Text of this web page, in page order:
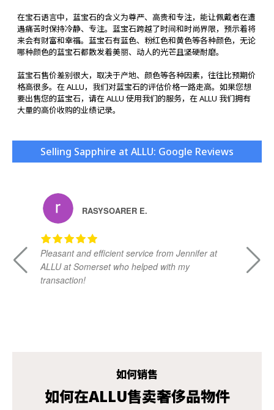
在宝石语言中，蓝宝石的含义为尊严、高贵和专注，能让佩戴者在遭
遇痛苦时保持冷静、专注。蓝宝石跨越了时间和时尚界限，预示着将
来会有财富和幸福。蓝宝石有蓝色、粉红色和黄色等各种颜色，无论
哪种颜色的蓝宝石都散发着美丽、动人的光芒且坚硬耐磨。
蓝宝石售价差别很大，取决于产地、颜色等各种因素，往往比预期价
格高很多。在 ALLU，我们对蓝宝石的评估价格一路走高。如果您想
要出售您的蓝宝石，请在 ALLU 使用我们的服务，在 ALLU 我们拥有
大量的高价收购的业绩记录。
Selling Sapphire at ALLU: Google Reviews
Pleasant and efficient service from Jennifer at
ALLU at Somerset who helped with my
transaction!
RASYSOARER E.
如何销售
如何在ALLU售卖奢侈品物件